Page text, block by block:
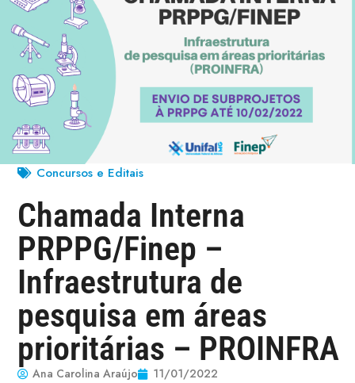
Concursos e Editais
Chamada Interna
PRPPG/Finep –
Infraestrutura de
pesquisa em áreas
prioritárias – PROINFRA
Ana Carolina Araújo 11/01/2022